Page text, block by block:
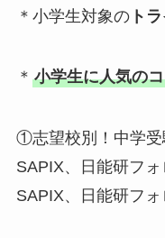
＊小学生対象のト
＊ 小学生に人気の
①志望校別！中学受
SAPIX、日能研フ
SAPIX、日能研フ